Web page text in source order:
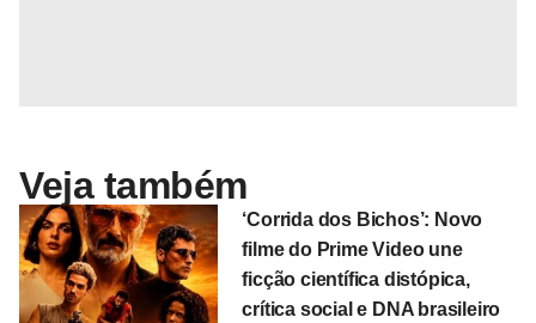
Veja também
‘Corrida dos Bichos’: Novo
filme do Prime Video une
ficção científica distópica,
crítica social e DNA brasileiro